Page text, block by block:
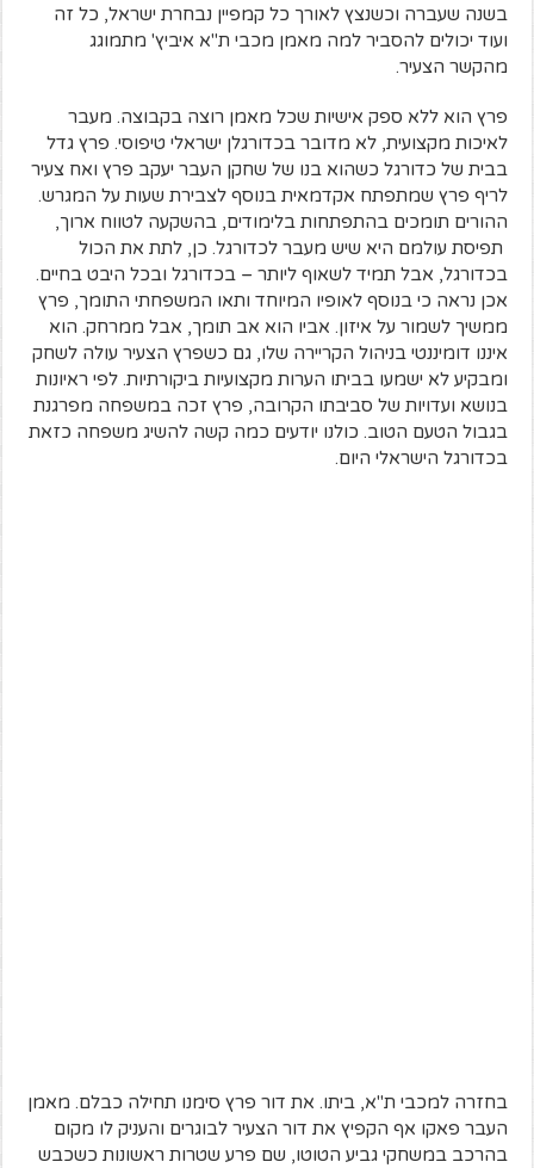
בשנה שעברה וכשנצץ לאורך כל קמפיין נבחרת ישראל, כל זה
ועוד יכולים להסביר למה מאמן מכבי ת"א איביץ' מתמוגג
מהקשר הצעיר.
פרץ הוא ללא ספק אישיות שכל מאמן רוצה בקבוצה. מעבר
לאיכות מקצועית, לא מדובר בכדורגלן ישראלי טיפוסי. פרץ גדל
בבית של כדורגל כשהוא בנו של שחקן העבר יעקב פרץ ואח צעיר
לריף פרץ שמתפתח אקדמאית בנוסף לצבירת שעות על המגרש.
ההורים תומכים בהתפתחות בלימודים, בהשקעה לטווח ארוך,
תפיסת עולמם היא שיש מעבר לכדורגל. כן, לתת את הכול
בכדורגל, אבל תמיד לשאוף ליותר – בכדורגל ובכל היבט בחיים.
אכן נראה כי בנוסף לאופיו המיוחד ותאו המשפחתי התומך, פרץ
ממשיך לשמור על איזון. אביו הוא אב תומך, אבל ממרחק. הוא
איננו דומיננטי בניהול הקריירה שלו, גם כשפרץ הצעיר עולה לשחק
ומבקיע לא ישמעו בביתו הערות מקצועיות ביקורתיות. לפי ראיונות
בנושא ועדויות של סביבתו הקרובה, פרץ זכה במשפחה מפרגנת
בגבול הטעם הטוב. כולנו יודעים כמה קשה להשיג משפחה כזאת
בכדורגל הישראלי היום.
בחזרה למכבי ת"א, ביתו. את דור פרץ סימנו תחילה כבלם. מאמן
העבר פאקו אף הקפיץ את דור הצעיר לבוגרים והעניק לו מקום
בהרכב במשחקי גביע הטוטו, שם פרע שטרות ראשונות כשכבש